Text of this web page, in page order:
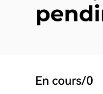
En cours/0